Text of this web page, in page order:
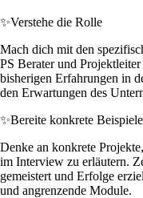
✨Verstehe die Rolle
Mach dich mit den
PS Berater und
bisherigen Erfahrungen in
den Erwartungen des
✨Bereite konkrete
Denke an konkrete
im Interview zu erläutern.
gemeistert und Erfolge
und angrenzende Module.